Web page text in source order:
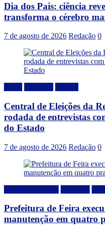
Dia dos Pais: ciência
transforma o cérebro
7 de agosto de 2026 Redação 0
Central de Eleições da
rodada de entrevistas
do Estado
7 de agosto de 2026 Redação 0
Prefeitura de Feira
manutenção em quatro